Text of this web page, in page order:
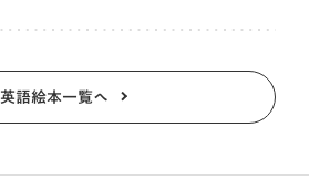
英語絵本一覧へ